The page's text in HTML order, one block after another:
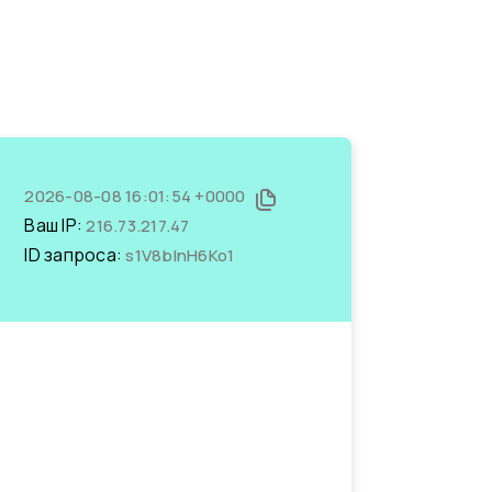
2026-08-08 16:01:54 +0000
Ваш IP:216.73.217.47
ID запроса:s1V8blnH6Ko1